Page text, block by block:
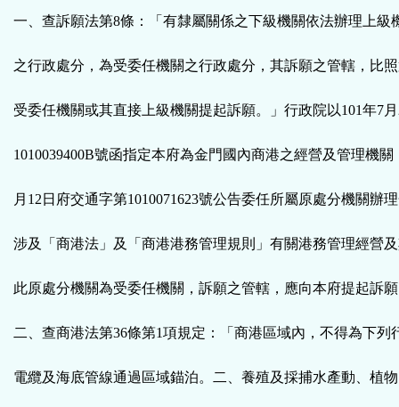
一、查訴願法第8條：「有隸屬關係之下級機關依法辦理上級
之行政處分，為受委任機關之行政處分，其訴願之管轄，比
受委任機關或其直接上級機關提起訴願。」行政院以101年7
1010039400B號函指定本府為金門國內商港之經營及管理機關
月12日府交通字第1010071623號公告委任所屬原處分機關辦
涉及「商港法」及「商港港務管理規則」有關港務管理經營
此原處分機關為受委任機關，訴願之管轄，應向本府提起訴
二、查商港法第36條第1項規定：「商港區域內，不得為下列
電纜及海底管線通過區域錨泊。二、養殖及採捕水產動、植